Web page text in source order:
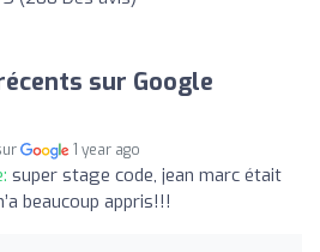
sur Google
1 year ago
super stage code, jean marc était
beaucoup appris!!!